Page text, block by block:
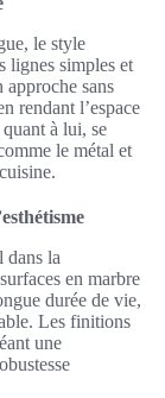
le style
lignes simples et
sans
rendant l’espace
à lui, se
le métal et
la
en marbre
durée de vie,
Les finitions
une